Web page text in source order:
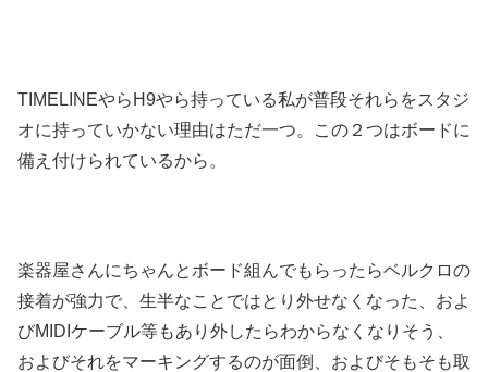
TIMELINEやらH9やら持っている私が普段それらをスタジ
オに持っていかない理由はただ一つ。この２つはボードに
備え付けられているから。
楽器屋さんにちゃんとボード組んでもらったらベルクロの
接着が強力で、生半なことではとり外せなくなった、およ
びMIDIケーブル等もあり外したらわからなくなりそう、
およびそれをマーキングするのが面倒、およびそもそも取